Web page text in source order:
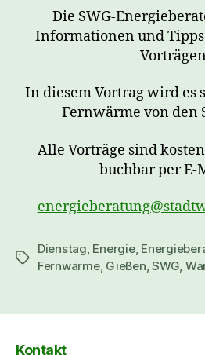
Die SWG-
Informationen und
In diesem Vortrag wird es
Fernwärme von den
Alle Vorträge sind
buchbar per E-
Schlagwörter
Dienstag, Energie,
Fernwärme, Gießen,SWG,
Kontakt